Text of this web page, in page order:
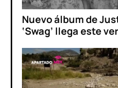
Nuevo álbum de
‘Swag’ llega este